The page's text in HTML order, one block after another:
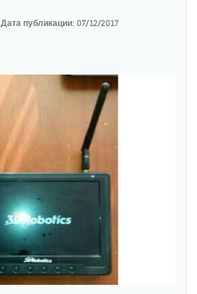
Дата публикации: 07/12/2017